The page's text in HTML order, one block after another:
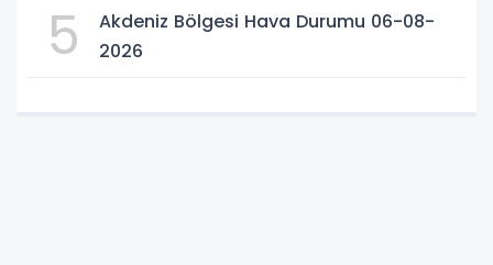
5
Akdeniz Bölgesi Hava Durumu 06-08-
2026